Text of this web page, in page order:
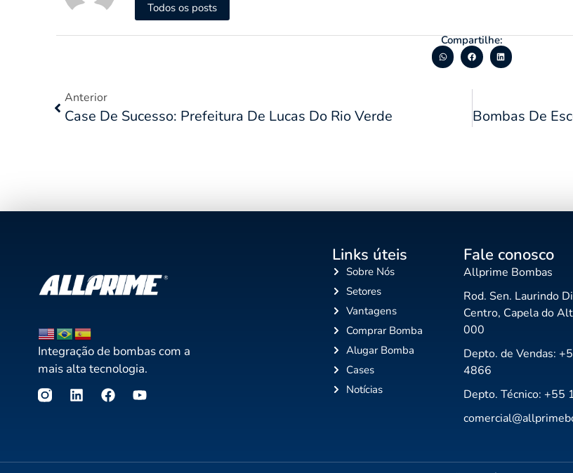
Todos os posts
Compartilhe:
Anterior
Case De Sucesso: Prefeitura De Lucas Do Rio Verde
Integração de bombas com a
mais alta tecnologia.
Links úteis
Sobre Nós
Setores
Vantagens
Comprar Bomba
Alugar Bomba
Cases
Notícias
Fale conosco
Allprime Bombas
Rod. Sen. Laurindo
Centro, Capela do
000
Depto. de Vendas:
4866
Depto. Técnico: